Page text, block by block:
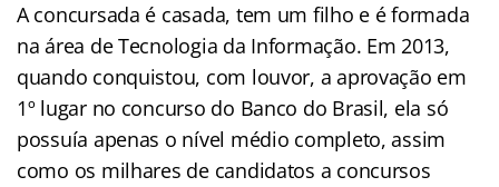
A concursada é casada, tem um filho e é formada
na área de Tecnologia da Informação. Em 2013,
quando conquistou, com louvor, a aprovação em
1º lugar no concurso do Banco do Brasil, ela só
possuía apenas o nível médio completo, assim
como os milhares de candidatos a concursos